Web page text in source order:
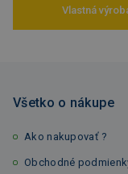
Vlastná
Všetko o nákupe
Ako nakupovať ?
Obchodné